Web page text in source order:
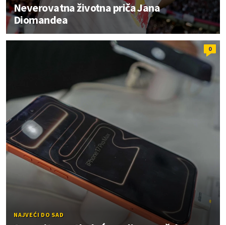
Neverovatna životna priča Jana
Diomandea
0
NAJVEĆI DO SAD